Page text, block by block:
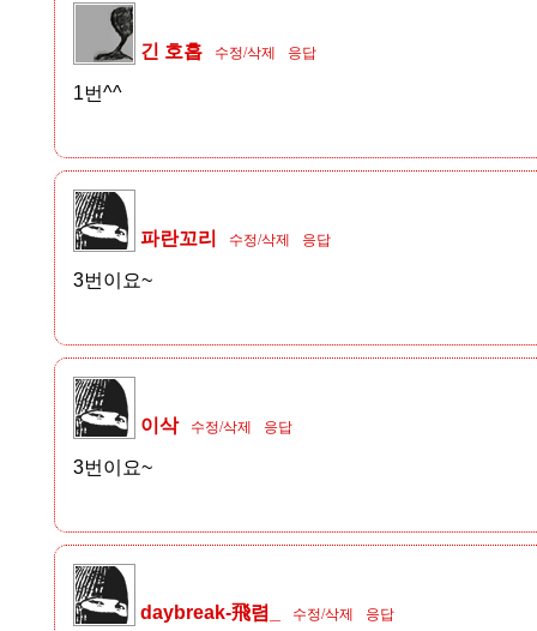
긴 호흡 수정/삭제 응답
1번^^
파란꼬리 수정/삭제 응답
3번이요~
이삭 수정/삭제 응답
3번이요~
daybreak-飛렴_ 수정/삭제 응답